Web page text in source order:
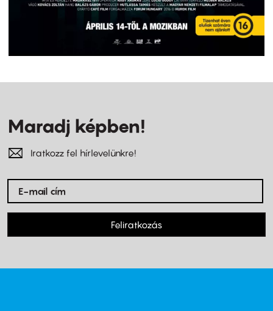
Maradj képben!
Iratkozz fel hírlevelünkre!
Feliratkozás